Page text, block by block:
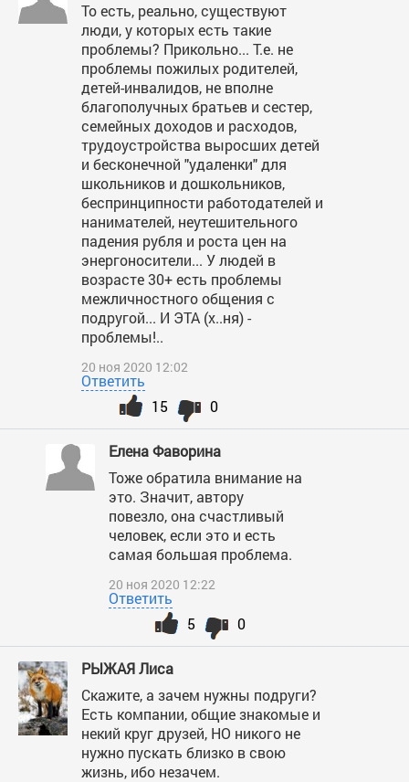
То есть, реально, существуют
люди, у которых есть такие
проблемы? Прикольно... Т.е. не
проблемы пожилых родителей,
детей-инвалидов, не вполне
благополучных братьев и сестер,
семейных доходов и расходов,
трудоустройства выросших детей
и бесконечной "удаленки" для
школьников и дошкольников,
беспринципности работодателей и
нанимателей, неутешительного
падения рубля и роста цен на
энергоносители... У людей в
возрасте 30+ есть проблемы
межличностного общения с
подругой... И ЭТА (х..ня) -
проблемы!..
20 ноя 2020 12:02
Ответить
0
15
Елена Фаворина
Тоже обратила внимание на
это. Значит, автору
повезло, она счастливый
человек, если это и есть
самая большая проблема.
20 ноя 2020 12:22
Ответить
0
5
РЫЖАЯ Лиса
Скажите, а зачем нужны подруги?
Есть компании, общие знакомые и
некий круг друзей, НО никого не
нужно пускать близко в свою
жизнь, ибо незачем.